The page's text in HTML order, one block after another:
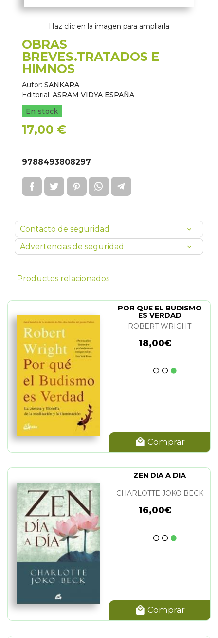
Haz clic en la imagen para ampliarla
OBRAS
BREVES.TRATADOS E
HIMNOS
Autor: SANKARA
Editorial: ASRAM VIDYA ESPAÑA
En stock
17,00 €
9788493808297
Contacto de seguridad
Advertencias de seguridad
Productos relacionados
POR QUE EL BUDISMO
ES VERDAD
ROBERT WRIGHT
18,00€
Comprar
ZEN DIA A DIA
CHARLOTTE JOKO BECK
16,00€
Comprar